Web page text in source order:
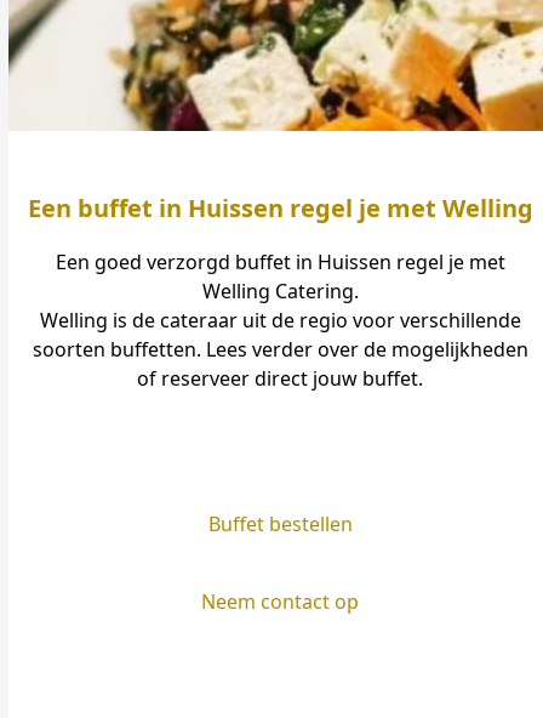
Een buffet in Huissen regel je met Welling
Een goed verzorgd buffet in Huissen regel je met
Welling Catering.
Welling is de cateraar uit de regio voor verschillende
soorten buffetten. Lees verder over de mogelijkheden
of reserveer direct jouw buffet.
Buffet bestellen
Neem contact op